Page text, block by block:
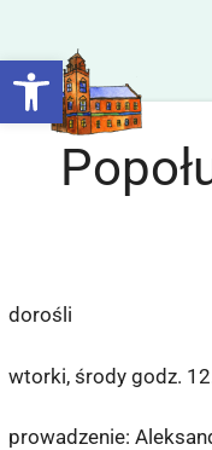
Otwórz
dorośli
wtorki, środy godz.
prowadzenie: